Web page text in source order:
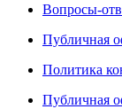
Вопросы-
Публичная
Политика
Публичная